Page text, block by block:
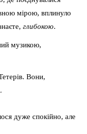
мірою, вплинуло
глибокою.
музикою,
Вони,
дуже спокійно, але